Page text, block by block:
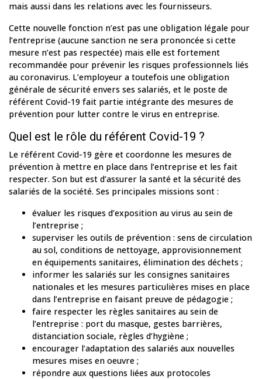
mais aussi dans les relations avec les fournisseurs.
Cette nouvelle fonction n’est pas une obligation légale pour
l’entreprise (aucune sanction ne sera prononcée si cette
mesure n’est pas respectée) mais elle est fortement
recommandée pour prévenir les risques professionnels liés
au coronavirus. L’employeur a toutefois une obligation
générale de sécurité envers ses salariés, et le poste de
référent Covid-19 fait partie intégrante des mesures de
prévention pour lutter contre le virus en entreprise.
Quel est le rôle du référent Covid-19 ?
Le référent Covid-19 gère et coordonne les mesures de
prévention à mettre en place dans l’entreprise et les fait
respecter. Son but est d’assurer la santé et la sécurité des
salariés de la société. Ses principales missions sont :
évaluer les risques d’exposition au virus au sein de
l’entreprise ;
superviser les outils de prévention : sens de circulation
au sol, conditions de nettoyage, approvisionnement
en équipements sanitaires, élimination des déchets ;
informer les salariés sur les consignes sanitaires
nationales et les mesures particulières mises en place
dans l’entreprise en faisant preuve de pédagogie ;
faire respecter les règles sanitaires au sein de
l’entreprise : port du masque, gestes barrières,
distanciation sociale, règles d’hygiène ;
encourager l’adaptation des salariés aux nouvelles
mesures mises en oeuvre ;
répondre aux questions liées aux protocoles